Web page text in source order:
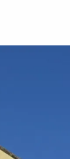
aux favoris